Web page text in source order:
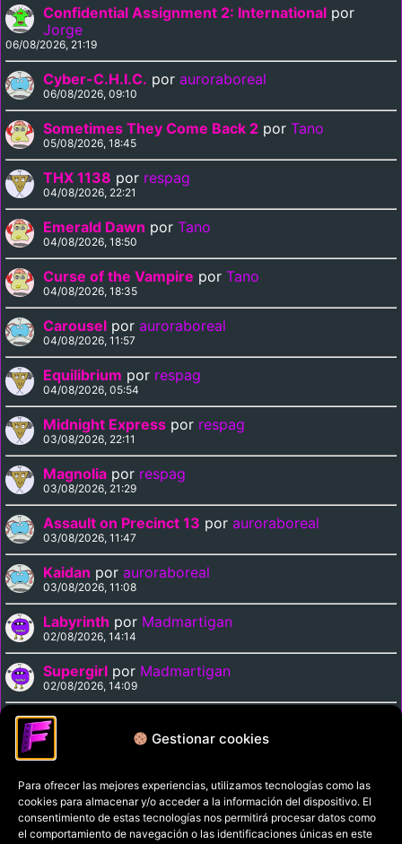
Gestionar cookies
Para ofrecer las mejores experiencias, utilizamos tecnologías como las
cookies para almacenar y/o acceder a la información del dispositivo. El
consentimiento de estas tecnologías nos permitirá procesar datos como
el comportamiento de navegación o las identificaciones únicas en este
Confidential Assignment 2: International por
Jorge
06/08/2026, 21:19
Cyber-C.H.I.C. por auroraboreal
06/08/2026, 09:10
Sometimes They Come Back 2 por Tano
05/08/2026, 18:45
THX 1138 por respag
04/08/2026, 22:21
Emerald Dawn por Tano
04/08/2026, 18:50
Curse of the Vampire por Tano
04/08/2026, 18:35
Carousel por auroraboreal
04/08/2026, 11:57
Equilibrium por respag
04/08/2026, 05:54
Midnight Express por respag
03/08/2026, 22:11
Magnolia por respag
03/08/2026, 21:29
Assault on Precinct 13 por auroraboreal
03/08/2026, 11:47
Kaidan por auroraboreal
03/08/2026, 11:08
Labyrinth por Madmartigan
02/08/2026, 14:14
Supergirl por Madmartigan
02/08/2026, 14:09
Cinema Paradiso
02/08/2026, 13:37
Política de privacidad
Términos y condiciones